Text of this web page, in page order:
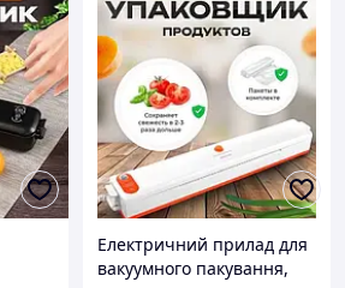
Електричний прилад для
вакуумного пакування,